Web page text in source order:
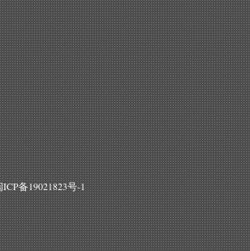
ICP备19021823号-1